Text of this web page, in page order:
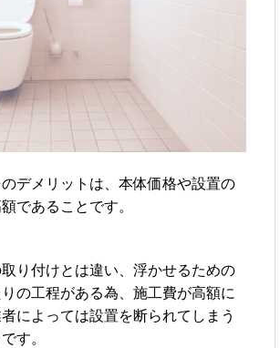
デメリットは、本体価格や設置の
であることです。
り付けとは違い、浮かせるための
の工程がある為、施工費が高額に
によっては設置を断られてしまう
す。